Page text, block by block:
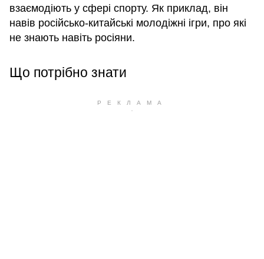
взаємодіють у сфері спорту. Як приклад, він
навів російсько-китайські молодіжні ігри, про які
не знають навіть росіяни.
Що потрібно знати